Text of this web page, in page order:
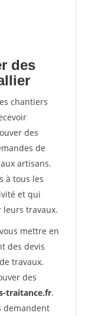
des
chantiers
des
de
artisans.
à tous les
et qui
travaux.
mettre en
des devis
travaux.
des
traitance.fr.
demandent